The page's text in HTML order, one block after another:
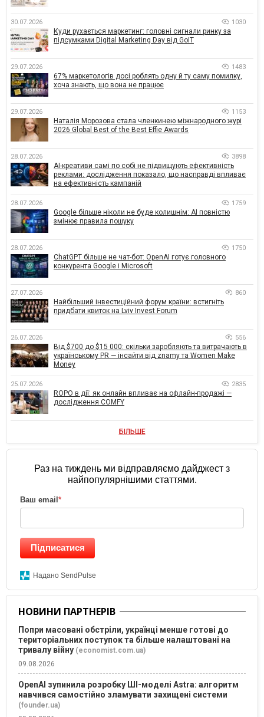
30.07.2026 1030
Куди рухається маркетинг: головні сигнали ринку за
підсумками Digital Marketing Day від GoIT
29.07.2026 1483
67% маркетологів досі роблять одну й ту саму помилку,
хоча знають, що вона не працює
29.07.2026 1153
Наталія Морозова стала членкинею міжнародного журі
2026 Global Best of the Best Effie Awards
28.07.2026 3898
AI-креативи самі по собі не підвищують ефективність
реклами: дослідження показало, що насправді впливає
на ефективність кампаній
28.07.2026 1759
Google більше ніколи не буде колишнім: AI повністю
змінює правила пошуку
28.07.2026 1750
ChatGPT більше не чат-бот: OpenAI готує головного
конкурента Google і Microsoft
27.07.2026 860
Найбільший інвестиційний форум країни: встигніть
придбати квиток на Lviv Invest Forum
26.07.2026 556
Від $700 до $15 000: скільки заробляють та витрачають в
українському PR — інсайти від znamy та Women Make
Money
25.07.2026 2835
ROPO в дії: як онлайн впливає на офлайн-продажі —
дослідження COMFY
БІЛЬШЕ
Раз на тиждень ми відправляємо дайджест з
найпопулярнішими статтями.
Ваш email*
Підписатися
Надано SendPulse
НОВИНИ ПАРТНЕРІВ
Попри масовані обстріли, українці менше готові до
територіальних поступок та більше налаштовані на
тривалу війну (economist.com.ua)
09.08.2026
OpenAI зупинила розробку ШІ-моделі Astra: алгоритм
навчився самостійно зламувати захищені системи
(founder.ua)